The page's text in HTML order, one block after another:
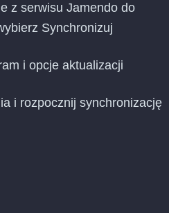
z serwisu Jamendo do
Synchronizuj
i opcje aktualizacji
i rozpocznij synchronizację